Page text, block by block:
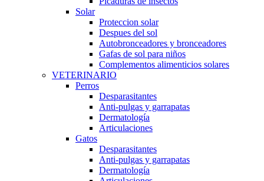
Solar
Proteccion solar
Despues del sol
Autobronceadores y bronceadores
Gafas de sol para niños
Complementos alimenticios solares
VETERINARIO
Perros
Desparasitantes
Anti-pulgas y garrapatas
Dermatología
Articulaciones
Gatos
Desparasitantes
Anti-pulgas y garrapatas
Dermatología